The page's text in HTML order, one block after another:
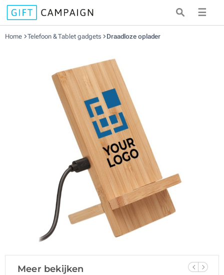
☰
Home Telefoon & Tablet gadgets Draadloze oplader
Meer bekijken